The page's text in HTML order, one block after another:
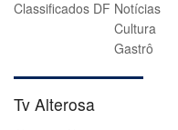
Classificados DF Notícias
Cultura
Gastrô
Tv Alterosa